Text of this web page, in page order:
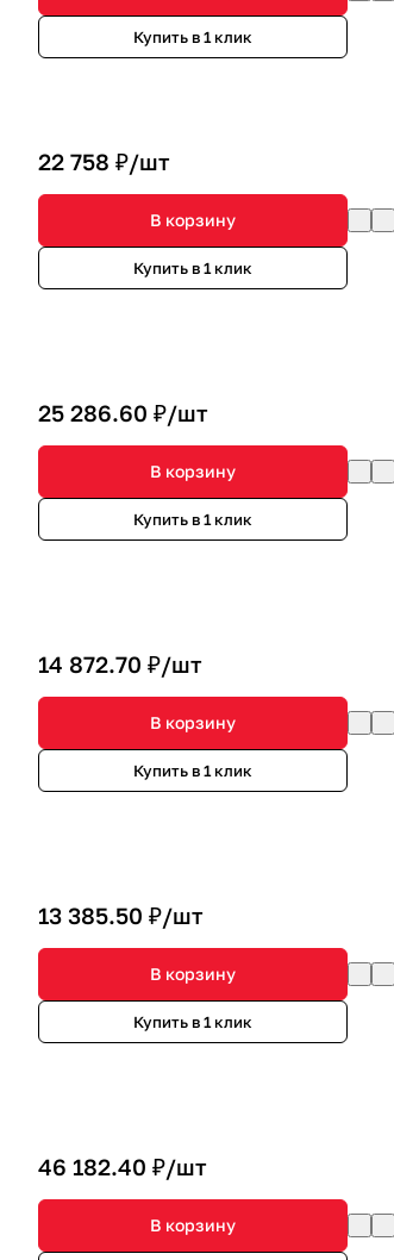
Купить в 1 клик
22 758 ₽/шт
В корзину
Купить в 1 клик
25 286.60 ₽/шт
В корзину
Купить в 1 клик
14 872.70 ₽/шт
В корзину
Купить в 1 клик
13 385.50 ₽/шт
В корзину
Купить в 1 клик
46 182.40 ₽/шт
В корзину